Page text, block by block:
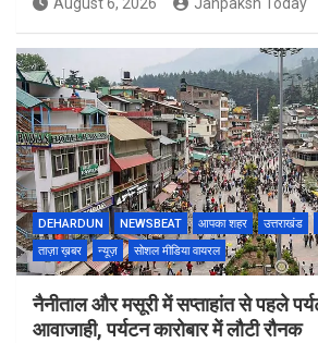
DEHARDUN NEWSBEAT आपका शहर उत्तराखंड
ताज़ा ख़बर
न्यूज़ सोशल मीडिया वायरल
नैनीताल और मसूरी में सप्ताहांत से पहले
आवाजाही, पर्यटन कारोबार में लौटी रौनक